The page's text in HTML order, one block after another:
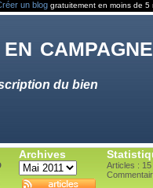
un blog gratuitement en moins de 5
du bien
Archives
Articles : 15